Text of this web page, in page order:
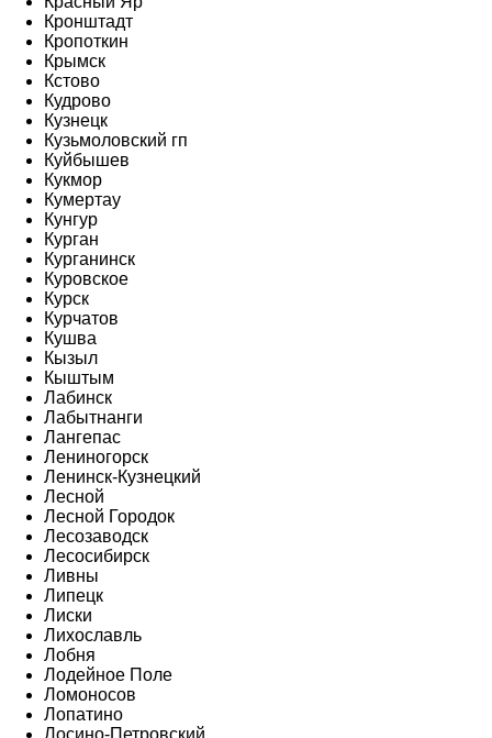
Кронштадт
Кропоткин
Крымск
Кстово
Кудрово
Кузнецк
Кузьмоловский гп
Куйбышев
Кукмор
Кумертау
Кунгур
Курган
Курганинск
Куровское
Курск
Курчатов
Кушва
Кызыл
Кыштым
Лабинск
Лабытнанги
Лангепас
Лениногорск
Ленинск-Кузнецкий
Лесной
Лесной Городок
Лесозаводск
Лесосибирск
Ливны
Липецк
Лиски
Лихославль
Лобня
Лодейное Поле
Ломоносов
Лопатино
Лосино-Петровский